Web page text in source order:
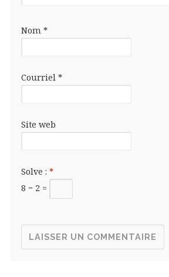
Nom *
Courriel *
Site web
Solve : *
8 − 2 =